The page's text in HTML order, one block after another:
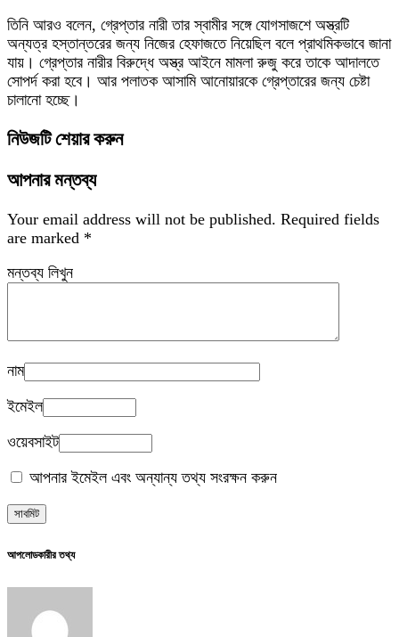
তিনি আরও বলেন, গ্রেপ্তার নারী তার স্বামীর সঙ্গে যোগসাজশে অস্ত্রটি
অন্যত্র হস্তান্তরের জন্য নিজের হেফাজতে নিয়েছিল বলে প্রাথমিকভাবে জানা
যায়। গ্রেপ্তার নারীর বিরুদ্ধে অস্ত্র আইনে মামলা রুজু করে তাকে আদালতে
সোপর্দ করা হবে। আর পলাতক আসামি আনোয়ারকে গ্রেপ্তারের জন্য চেষ্টা
চালানো হচ্ছে।
নিউজটি শেয়ার করুন
আপনার মন্তব্য
Your email address will not be published. Required fields
are marked *
মন্তব্য লিখুন
নাম
ইমেইল
ওয়েবসাইট
আপনার ইমেইল এবং অন্যান্য তথ্য সংরক্ষন করুন
আপলোডকারীর তথ্য